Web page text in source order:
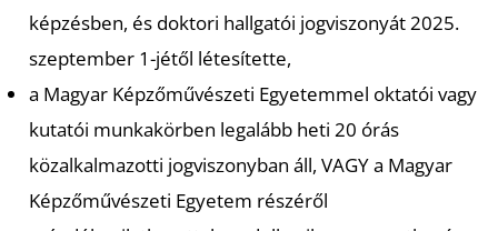
képzésben, és doktori hallgatói jogviszonyát 2025.
szeptember 1-jétől létesítette,
a Magyar Képzőművészeti Egyetemmel oktatói vagy
kutatói munkakörben legalább heti 20 órás
közalkalmazotti jogviszonyban áll, VAGY a Magyar
Képzőművészeti Egyetem részéről